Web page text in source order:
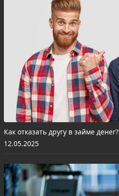
Как отказать другу в займе денег?
12.05.2025